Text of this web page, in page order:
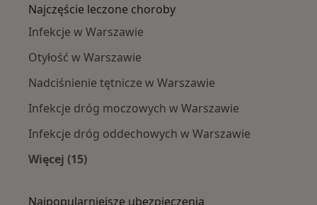
Najczęście leczone choroby
Infekcje w Warszawie
Otyłość w Warszawie
Nadciśnienie tętnicze w Warszawie
Infekcje dróg moczowych w Warszawie
Infekcje dróg oddechowych w Warszawie
Więcej (15)
Najpopularniejsze ubezpieczenia